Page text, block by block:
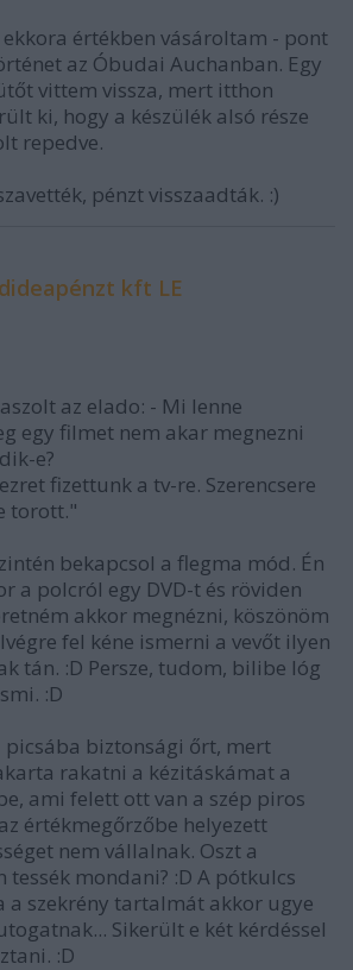
értékben vásároltam - pont
az Óbudai Auchanban. Egy
vittem vissza, mert itthon
ki, hogy a készülék alsó része
repedve.
pénzt visszaadták. :)
kft LE
az elado: - Mi lenne
egy filmet nem akar megnezni
e?
fizettunk a tv-re. Szerencsere
torott."
bekapcsol a flegma mód. Én
a polcról egy DVD-t és röviden
akkor megnézni, köszönöm
fel kéne ismerni a vevőt ilyen
tán. :D Persze, tudom, bilibe lóg
:D
picsába biztonsági őrt, mert
rakatni a kézitáskámat a
ami felett ott van a szép piros
értékmegőrzőbe helyezett
nem vállalnak. Oszt a
tessék mondani? :D A pótkulcs
a szekrény tartalmát akkor ugye
Sikerült e két kérdéssel
:D